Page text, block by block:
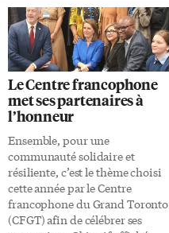
famille ou un infirmier
praticien, et les temps d’attente
continueront de diminuer. Le
CFGT opère deux cliniques: au
3e étage du 555 Richmond
Ouest (son siège social), et au 5
Fairview Mall Drive. «Trop de
personnes vivent encore sans
médecins de famille ou
rencontrent des obstacles pour
accéder à des soins primaires
dans leur langue. Ce que nous
annonçons aujourd’hui […]
Le Centre francophone
met ses partenaires à
l’honneur
Ensemble, pour une
communauté solidaire et
résiliente, c’est le thème choisi
cette année par le Centre
francophone du Grand Toronto
(CFGT) afin de célébrer ses